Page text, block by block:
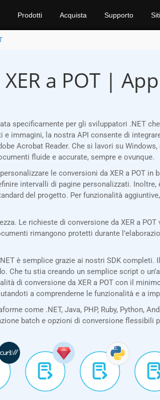
Prodotti Acquista Supporto
a POT |
specificamente per gli sviluppatori .NET
immagini, la nostra API consente di
Acrobat Reader. Che si lavori su
fluide e accurate, sempre e ovunque.
le conversioni da XER a POT
intervalli di pagine personalizzati.
del progetto. Per funzionalità
Le richieste di conversione da XER a
rimangono protetti durante
è semplice grazie ai nostri SDK
Che tu stia creando un semplice script o
di conversione da XER a POT con il
a comprenderne le funzionalità e a
come .NET, Java, PHP, Ruby, Python,
batch e opzioni di conversione flessibili